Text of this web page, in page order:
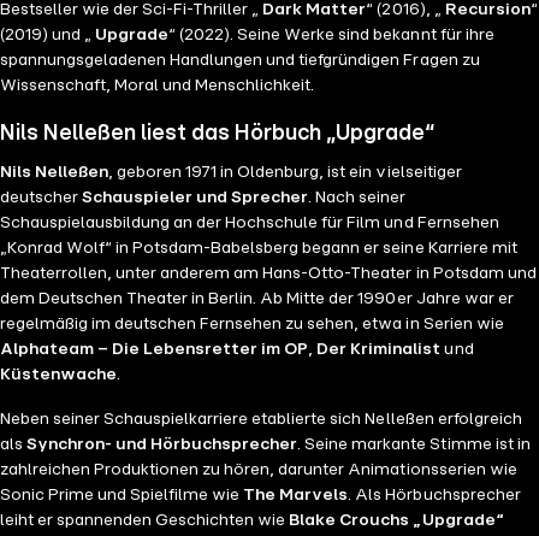
Bestseller wie der Sci-Fi-Thriller „ Dark Matter“ (2016), „ Recursion“
(2019) und „ Upgrade“ (2022). Seine Werke sind bekannt für ihre
spannungsgeladenen Handlungen und tiefgründigen Fragen zu
Wissenschaft, Moral und Menschlichkeit.
Nils Nelleßen liest das Hörbuch „Upgrade“
Nils Nelleßen, geboren 1971 in Oldenburg, ist ein vielseitiger
deutscherSchauspieler und Sprecher. Nach seiner
Schauspielausbildung an der Hochschule für Film und Fernsehen
„Konrad Wolf“ in Potsdam-Babelsberg begann er seine Karriere mit
Theaterrollen, unter anderem am Hans-Otto-Theater in Potsdam und
dem Deutschen Theater in Berlin. Ab Mitte der 1990er Jahre war er
regelmäßig im deutschen Fernsehen zu sehen, etwa in Serien wie
Alphateam – Die Lebensretter im OP, Der Kriminalist und
Küstenwache.
Neben seiner Schauspielkarriere etablierte sich Nelleßen erfolgreich
alsSynchron- und Hörbuchsprecher. Seine markante Stimme ist in
zahlreichen Produktionen zu hören, darunter Animationsserien wie
Sonic Prime und Spielfilme wie The Marvels. Als Hörbuchsprecher
leiht er spannenden Geschichten wie Blake Crouchs „Upgrade“